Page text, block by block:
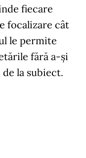
fiecare
focalizare cât
le permite
fără a-şi
de la subiect.